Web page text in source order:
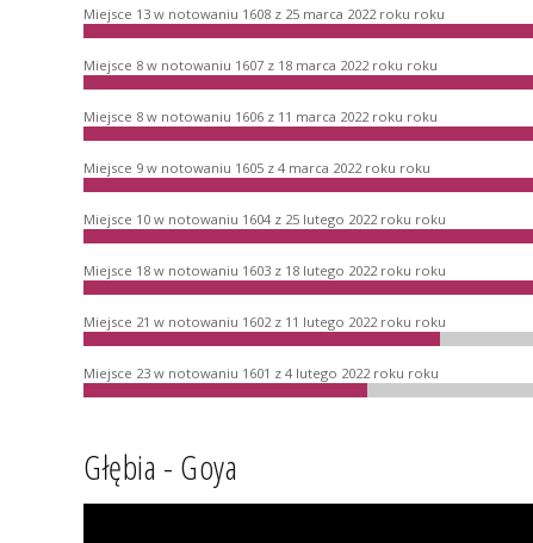
Miejsce 13 w notowaniu 1608 z 25 marca 2022 roku roku
Miejsce 8 w notowaniu 1607 z 18 marca 2022 roku roku
Miejsce 8 w notowaniu 1606 z 11 marca 2022 roku roku
Miejsce 9 w notowaniu 1605 z 4 marca 2022 roku roku
Miejsce 10 w notowaniu 1604 z 25 lutego 2022 roku roku
Miejsce 18 w notowaniu 1603 z 18 lutego 2022 roku roku
Miejsce 21 w notowaniu 1602 z 11 lutego 2022 roku roku
Miejsce 23 w notowaniu 1601 z 4 lutego 2022 roku roku
Głębia - Goya